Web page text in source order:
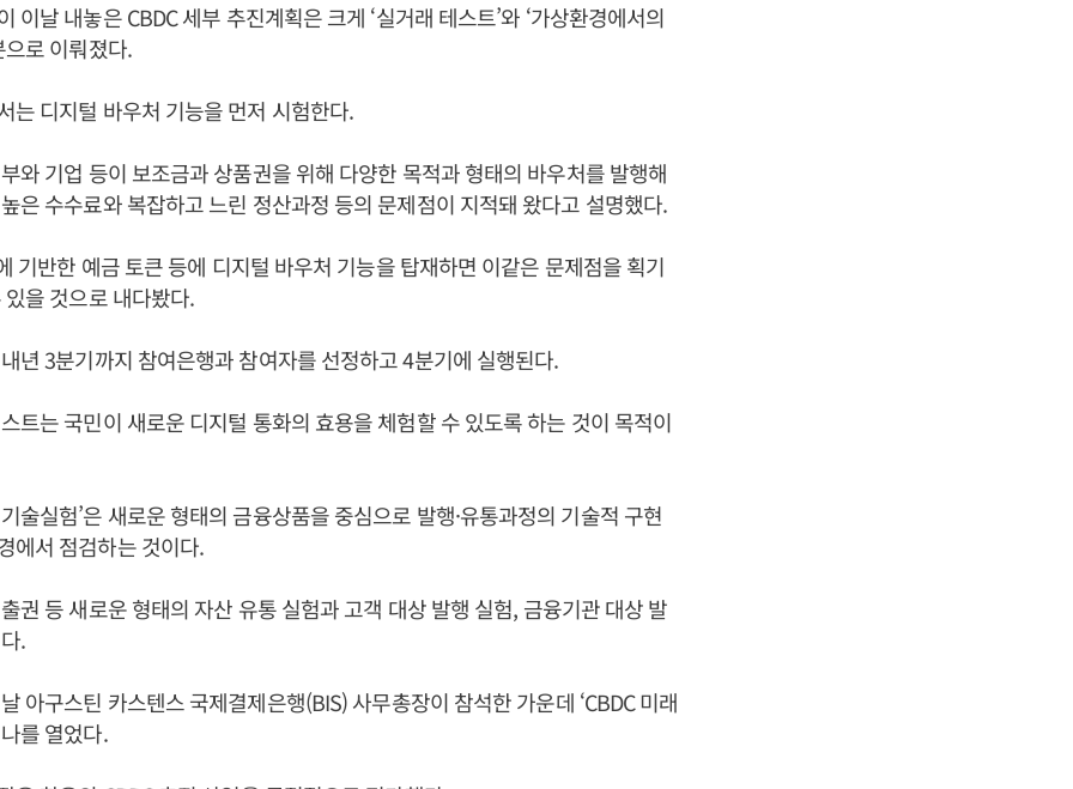
이날 내놓은 CBDC 세부 추진계획은 크게 ‘실거래 테스트’와 ‘가상환경에서의
으로 이뤄졌다.
는 디지털 바우처 기능을 먼저 시험한다.
와 기업 등이 보조금과 상품권을 위해 다양한 목적과 형태의 바우처를 발행해
은 수수료와 복잡하고 느린 정산과정 등의 문제점이 지적돼 왔다고 설명했다.
기반한 예금 토큰 등에 디지털 바우처 기능을 탑재하면 이같은 문제점을 획기
을 것으로 내다봤다.
년 3분기까지 참여은행과 참여자를 선정하고 4분기에 실행된다.
트는 국민이 새로운 디지털 통화의 효용을 체험할 수 있도록 하는 것이 목적이
술실험’은 새로운 형태의 금융상품을 중심으로 발행·유통과정의 기술적 구현
에서 점검하는 것이다.
권 등 새로운 형태의 자산 유통 실험과 고객 대상 발행 실험, 금융기관 대상 발
.
아구스틴 카스텐스 국제결제은행(BIS) 사무총장이 참석한 가운데 ‘CBDC 미래
를 열었다.